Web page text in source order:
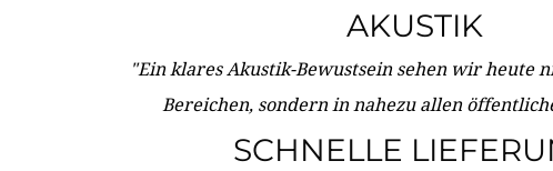
AKUSTIK
"Ein klares Akustik-Bewustsein sehen wir heute
Bereichen, sondern in nahezu allen
SCHNELLE